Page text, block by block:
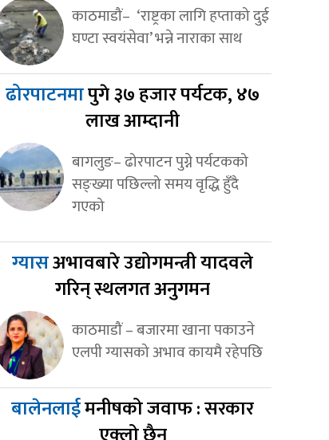
काठमाडौं– ‘राष्ट्रका लागि हप्ताको दुई
घण्टा स्वयंसेवा’ भन्ने नाराका साथ
ढोरपाटनमापुगे ३७ हजार पर्यटक, ४७
लाख आम्दानी
बागलुङ– ढोरपाटन पुग्ने पर्यटकको
सङ्ख्या पछिल्लो समय वृद्धि हुँदै
गएको
ग्यासअभावबारे उद्योगमन्त्री यादवले
गरिन् स्थलगत अनुगमन
काठमाडौं – बजारमा खाना पकाउने
एलपी ग्यासको अभाव कायमै रहेपछि
बालेनलाईमनीषको जवाफ : सरकार